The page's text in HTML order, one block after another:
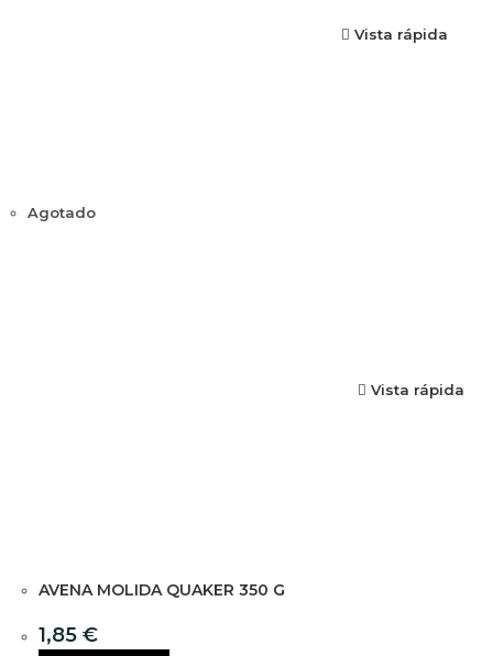
Vista rápida
Agotado
Vista rápida
AVENA MOLIDA QUAKER 350 G
1,85 €